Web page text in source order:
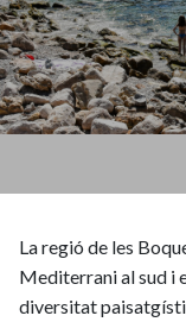
La regió de les
Mediterrani al sud i
diversitat